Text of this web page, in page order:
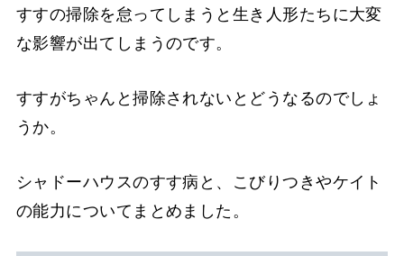
すすの掃除を怠ってしまうと生き人形たちに大変
な影響が出てしまうのです。
すすがちゃんと掃除されないとどうなるのでしょ
うか。
シャドーハウスのすす病と、こびりつきやケイト
の能力についてまとめました。